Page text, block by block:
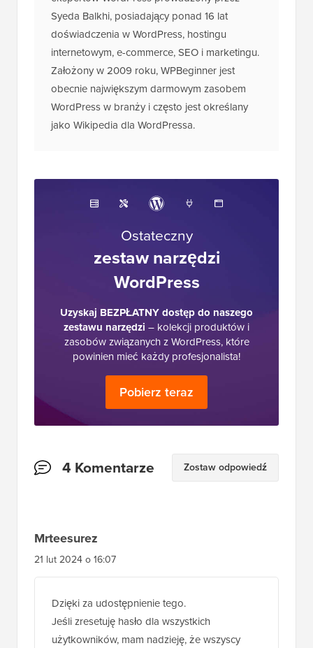
Syeda Balkhi, posiadający ponad 16 lat
doświadczenia w WordPress, hostingu
internetowym, e-commerce, SEO i marketingu.
Założony w 2009 roku, WPBeginner jest
obecnie największym darmowym zasobem
WordPress w branży i często jest określany
jako Wikipedia dla WordPressa.
Ostateczny
zestaw narzędzi
WordPress
Uzyskaj BEZPŁATNY dostęp do naszego
zestawu narzędzi – kolekcji produktów i
zasobów związanych z WordPress, które
powinien mieć każdy profesjonalista!
Pobierz teraz
Interakcje
4 Komentarze Zostaw odpowiedź
Mrteesurez
21 lut 2024 o 16:07
Dzięki za udostępnienie tego.
Jeśli zresetuję hasło dla wszystkich
użytkowników, mam nadzieję, że wszyscy